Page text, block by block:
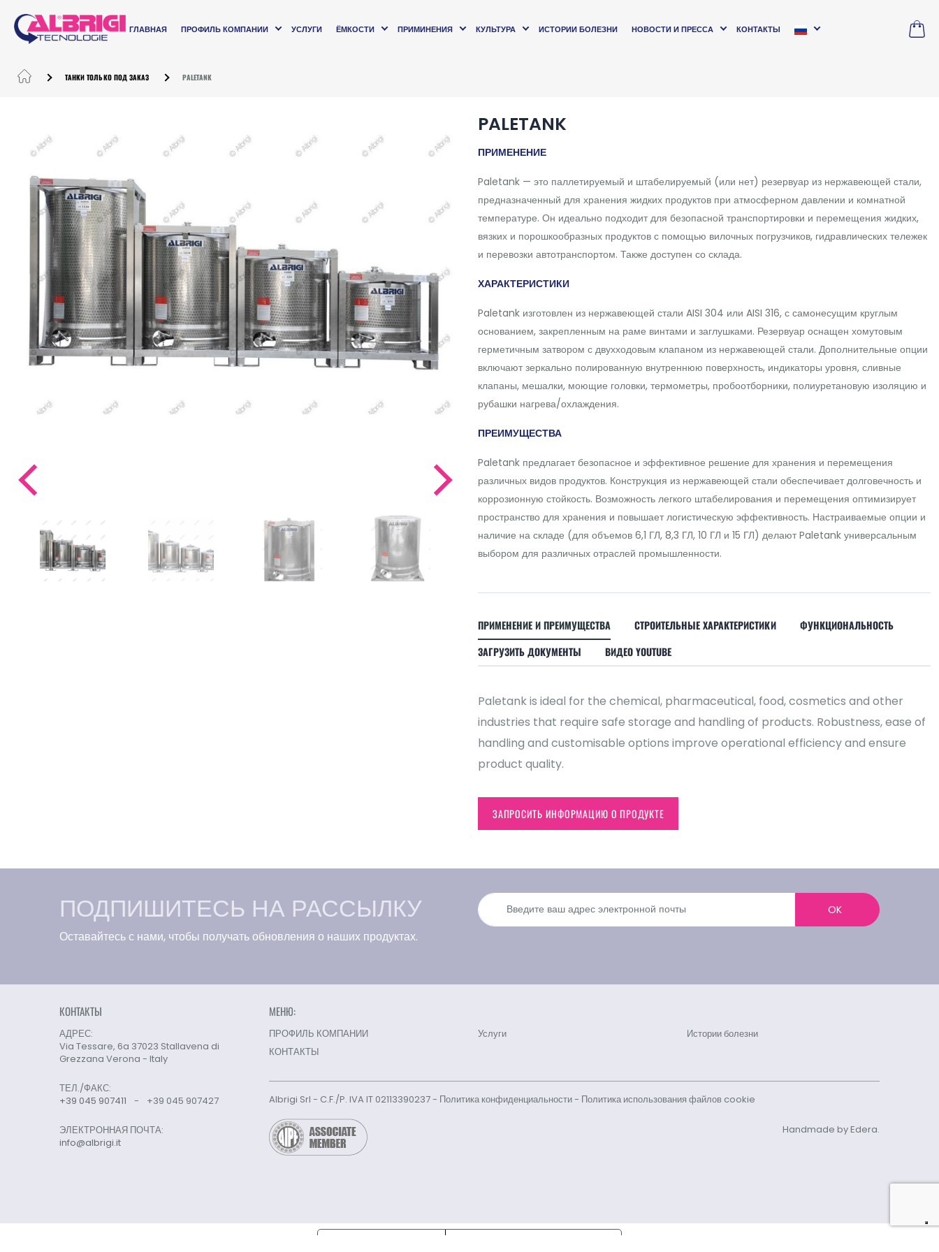
ГЛАВНАЯ ПРОФИЛЬ КОМПАНИИ УСЛУГИ ЁМКОСТИ ПРИМИНЕНИЯ КУЛЬТУРА ИСТОРИИ БОЛЕЗНИ НОВОСТИ И ПРЕССА КОНТАКТЫ
ТАНКИ ТОЛЬКО ПОД ЗАКАЗ PALETANK
PALETANK
ПРИМЕНЕНИЕ
Paletank — это паллетируемый и штабелируемый (или нет) резервуар из нержавеющей стали,
предназначенный для хранения жидких продуктов при атмосферном давлении и комнатной
температуре. Он идеально подходит для безопасной транспортировки и перемещения жидких,
вязких и порошкообразных продуктов с помощью вилочных погрузчиков, гидравлических тележек
и перевозки автотранспортом. Также доступен со склада.
ХАРАКТЕРИСТИКИ
Paletank изготовлен из нержавеющей стали AISI 304 или AISI 316, с самонесущим круглым
основанием, закрепленным на раме винтами и заглушками. Резервуар оснащен хомутовым
герметичным затвором с двухходовым клапаном из нержавеющей стали. Дополнительные опции
включают зеркально полированную внутреннюю поверхность, индикаторы уровня, сливные
клапаны, мешалки, моющие головки, термометры, пробоотборники, полиуретановую изоляцию и
рубашки нагрева/охлаждения.
ПРЕИМУЩЕСТВА
Paletank предлагает безопасное и эффективное решение для хранения и перемещения
различных видов продуктов. Конструкция из нержавеющей стали обеспечивает долговечность и
коррозионную стойкость. Возможность легкого штабелирования и перемещения оптимизирует
пространство для хранения и повышает логистическую эффективность. Настраиваемые опции и
наличие на складе (для объемов 6,1 ГЛ, 8,3 ГЛ, 10 ГЛ и 15 ГЛ) делают Paletank универсальным
выбором для различных отраслей промышленности.
ПРИМЕНЕНИЕ И ПРЕИМУЩЕСТВА СТРОИТЕЛЬНЫЕ ХАРАКТЕРИСТИКИ
ФУНКЦИОНАЛЬНОСТЬ
ЗАГРУЗИТЬ ДОКУМЕНТЫ
ВИДЕО YOUTUBE
Paletank is ideal for the chemical, pharmaceutical, food, cosmetics and other
industries that require safe storage and handling of products. Robustness, ease of
handling and customisable options improve operational efficiency and ensure
product quality.
ЗАПРОСИТЬ ИНФОРМАЦИЮ О ПРОДУКТЕ
ПОДПИШИТЕСЬ НА РАССЫЛКУ
Оставайтесь с нами, чтобы получать обновления о наших продуктах.
OK
КОНТАКТЫ
АДРЕС:
Via Tessare, 6a 37023 Stallavena di
Grezzana Verona - Italy
ТЕЛ./ФАКС:
+39 045 907411
- +39 045 907427
ЭЛЕКТРОННАЯ ПОЧТА:
info@albrigi.it
МЕНЮ:
ПРОФИЛЬ КОМПАНИИ Услуги
Истории болезни
КОНТАКТЫ
Albrigi Srl - C.F./P. IVA IT 02113390237 - Политика конфиденциальности- Политика использования файлов cookie
Handmade by Edera.